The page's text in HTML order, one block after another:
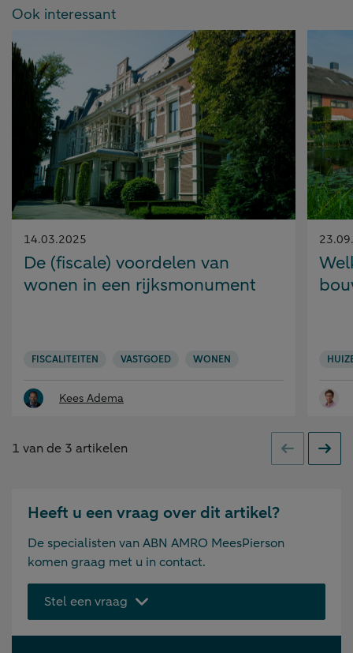
Ook interessant
Gepubliceerd
op:
14.03.2025
De (fiscale) voordelen van
wonen in een rijksmonument
FISCALITEITEN VASTGOED WONEN
Kees Adema
op:
1 van de 3 artikelen Vorige
Heeft u een vraag over dit artikel?
De specialisten van ABN AMRO MeesPierson
komen graag met u in contact.
Stel een vraag